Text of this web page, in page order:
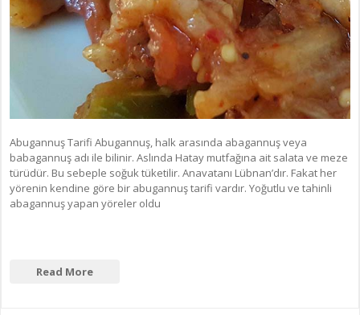
Abugannuş Tarifi Abugannuş, halk arasında abagannuş veya
babagannuş adı ile bilinir. Aslında Hatay mutfağına ait salata ve meze
türüdür. Bu sebeple soğuk tüketilir. Anavatanı Lübnan’dır. Fakat her
yörenin kendine göre bir abugannuş tarifi vardır. Yoğutlu ve tahinli
abagannuş yapan yöreler oldu
Read More